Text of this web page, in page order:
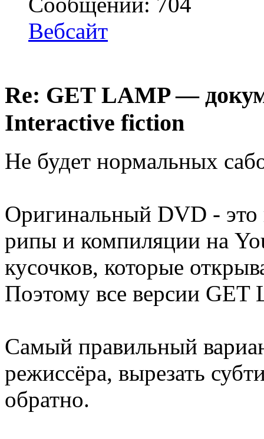
Вебсайт
Re: GET LAMP —
Interactive fiction
Не будет нормальных
Оригинальный DVD -
рипы и компиляции на
кусочков, которые
Поэтому все версии GET
Самый правильный
режиссёра, вырезать
обратно.